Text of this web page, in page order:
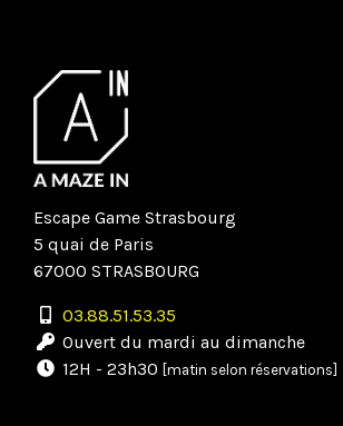
Escape Game Strasbourg
5 quai de Paris
67000 STRASBOURG
03.88.51.53.35
Ouvert du mardi au dimanche
12H - 23h30 [matin selon réservations]